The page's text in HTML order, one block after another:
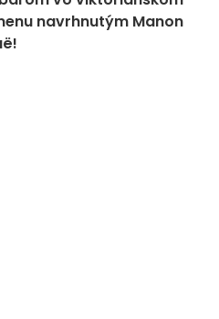
navrhnutým Manon